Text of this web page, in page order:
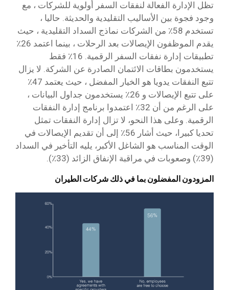
تظل الإدارة الفعالة لنفقات السفر أولوية للشركات ، مع
وجود فجوة بين الأساليب التقليدية والحديثة. حاليا ،
تستخدم 58٪ من الشركات نماذج السداد التقليدية ، حيث
يقدم الموظفون الإيصالات بعد الرحلات ، بينما اعتمد 26٪
تطبيقات إدارة نفقات السفر الرقمية. 16٪ فقط
يستخدمون بطاقات الائتمان الصادرة عن الشركة. لا يزال
تتبع النفقات يدويا هو الخيار المفضل ، حيث يعتمد 47٪
على تتبع الإيصالات و 26٪ يستخدمون جداول البيانات ،
على الرغم من أن 32٪ اعتمدوا برنامج إدارة النفقات
الرقمية. وعلى هذا النحو، لا تزال إدارة النفقات تمثل
تحديا كبيرا، حيث أشار 56٪ إلى أن تقديم الإيصالات في
الوقت المناسب هو الشاغل الأكبر، يليه التأخير في السداد
(39٪) وصعوبات في مراقبة الإنفاق الزائد (33٪).
المزودون المفضلون بما في ذلك شركات الطيران